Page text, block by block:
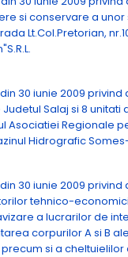
si conservare a unor
Lt.Col.Pretorian,
30 iunie 2009
Salaj si 8 unitati
Asociatiei Regionale
Hidrografic
30 iunie 2009
tehnico-
a lucrarilor de
corpurilor A si B
si a